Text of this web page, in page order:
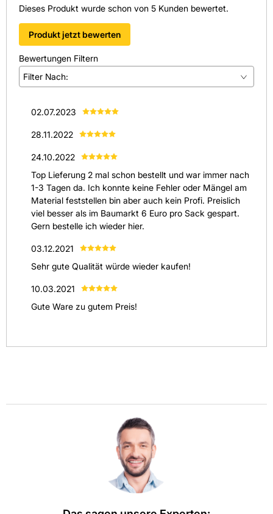
Dieses Produkt wurde schon von 5 Kunden bewertet.
Produkt jetzt bewerten
Bewertungen Filtern
Filter Nach:
(0)
Alle anzeigen
(
02.07.2023
28.11.2022
24.10.2022
Top Lieferung 2 mal schon bestellt und war immer nach
1-3 Tagen da. Ich konnte keine Fehler oder Mängel am
Material feststellen bin aber auch kein Profi. Preislich
viel besser als im Baumarkt 6 Euro pro Sack gespart.
Gern bestelle ich wieder hier.
03.12.2021
Sehr gute Qualität würde wieder kaufen!
10.03.2021
Gute Ware zu gutem Preis!